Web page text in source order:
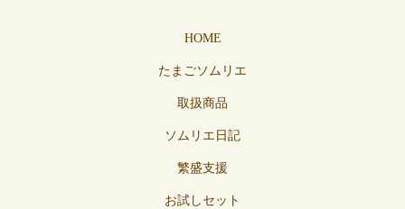
HOME
たまごソムリエ
取扱商品
ソムリエ日記
繁盛支援
お試しセット